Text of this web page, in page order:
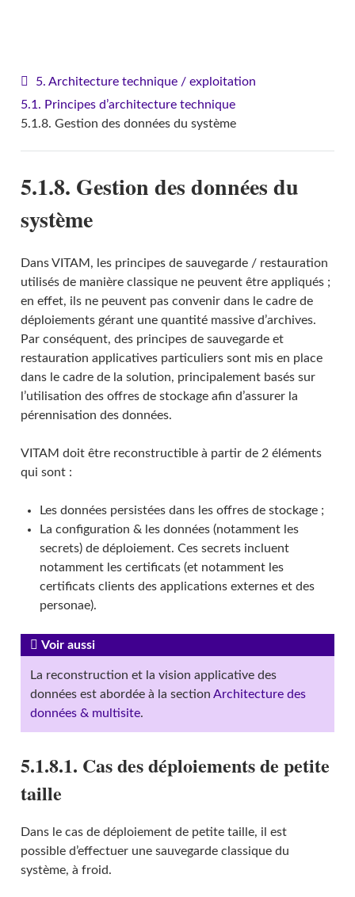
5. Architecture technique / exploitation
5.1. Principes d’architecture technique
5.1.8. Gestion des données du système
5.1.8. Gestion des données du
système
Dans VITAM, les principes de sauvegarde / restauration
utilisés de manière classique ne peuvent être appliqués ;
en effet, ils ne peuvent pas convenir dans le cadre de
déploiements gérant une quantité massive d’archives.
Par conséquent, des principes de sauvegarde et
restauration applicatives particuliers sont mis en place
dans le cadre de la solution, principalement basés sur
l’utilisation des offres de stockage afin d’assurer la
pérennisation des données.
VITAM doit être reconstructible à partir de 2 éléments
qui sont :
Les données persistées dans les offres de stockage ;
La configuration & les données (notamment les
secrets) de déploiement. Ces secrets incluent
notamment les certificats (et notamment les
certificats clients des applications externes et des
personae).
Voir aussi
La reconstruction et la vision applicative des
données est abordée à la section Architecture des
données & multisite.
5.1.8.1. Cas des déploiements de petite
taille
Dans le cas de déploiement de petite taille, il est
possible d’effectuer une sauvegarde classique du
système, à froid.